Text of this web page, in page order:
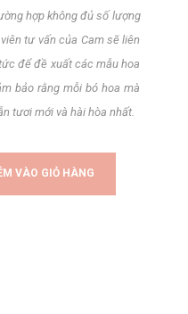
hợp không đủ số lượng
tư vấn của Cam sẽ liên
để đề xuất các mẫu hoa
bảo rằng mỗi bó hoa mà
tươi mới và hài hòa nhất.
VÀO GIỎ HÀNG